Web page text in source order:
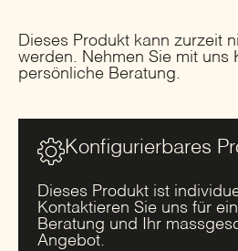
Dieses Produkt kann zurzeit
werden. Nehmen Sie mit uns
persönliche Beratung.
Konfigurierbares
Dieses Produkt ist
Kontaktieren Sie uns für
Beratung und Ihr
Angebot.